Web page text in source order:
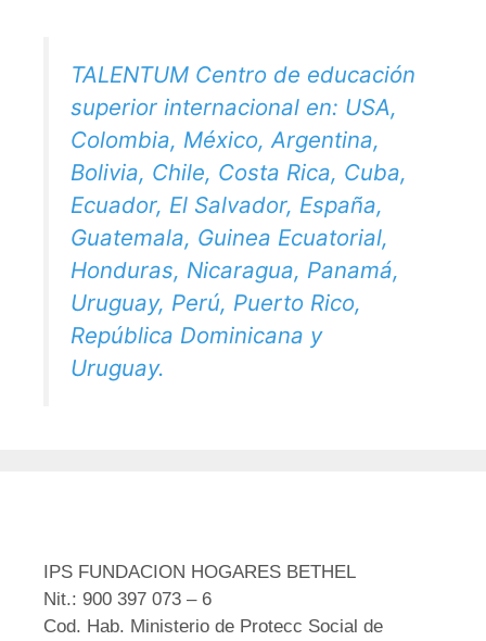
TALENTUM Centro de educación
superior internacional en: USA,
Colombia, México, Argentina,
Bolivia, Chile, Costa Rica, Cuba,
Ecuador, El Salvador, España,
Guatemala, Guinea Ecuatorial,
Honduras, Nicaragua, Panamá,
Uruguay, Perú, Puerto Rico,
República Dominicana y
Uruguay.
IPS FUNDACION HOGARES BETHEL
Nit.: 900 397 073 – 6
Cod. Hab. Ministerio de Protecc Social de